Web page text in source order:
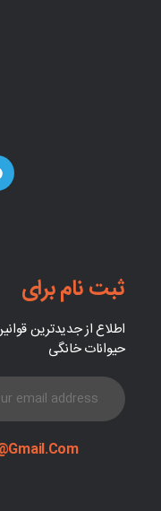
ثبت نام برای
اطلاع از جدیدترین
حیوانات خانگی